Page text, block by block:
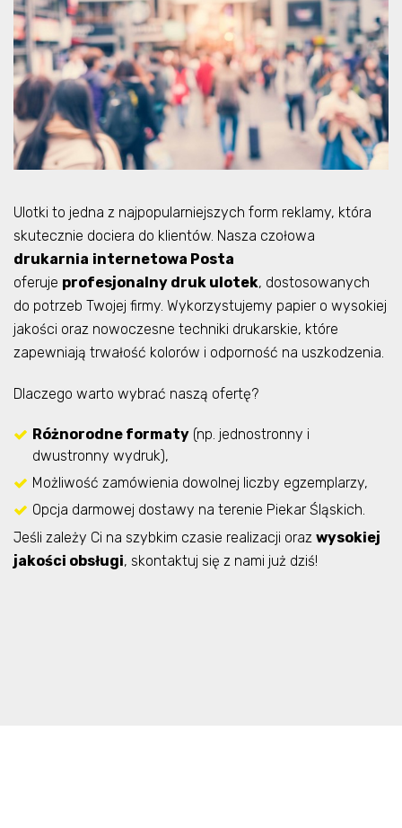
Ulotki to jedna z najpopularniejszych form reklamy, która
skutecznie dociera do klientów. Nasza czołowa
drukarnia internetowa Posta
oferuje profesjonalny druk ulotek, dostosowanych
do potrzeb Twojej firmy. Wykorzystujemy papier o wysokiej
jakości oraz nowoczesne techniki drukarskie, które
zapewniają trwałość kolorów i odporność na uszkodzenia.
Dlaczego warto wybrać naszą ofertę?
Różnorodne formaty (np. jednostronny i
dwustronny wydruk),
Możliwość zamówienia dowolnej liczby egzemplarzy,
Opcja darmowej dostawy na terenie Piekar Śląskich.
Jeśli zależy Ci na szybkim czasie realizacji oraz wysokiej
jakości obsługi, skontaktuj się z nami już dziś!